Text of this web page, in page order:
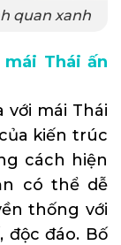
quan xanh
Thái ấn
mái Thái
kiến trúc
cách hiện
có thể dễ
thống với
đáo. Bố